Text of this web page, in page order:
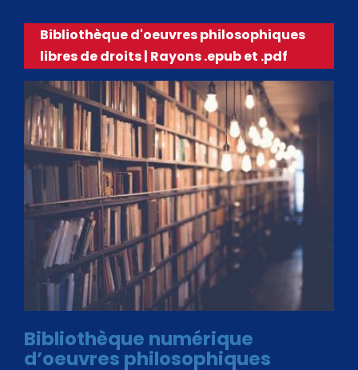
Bibliothèque d'oeuvres philosophiques
libres de droits | Rayons .epub et .pdf
Bibliothèque numérique
d’oeuvres philosophiques